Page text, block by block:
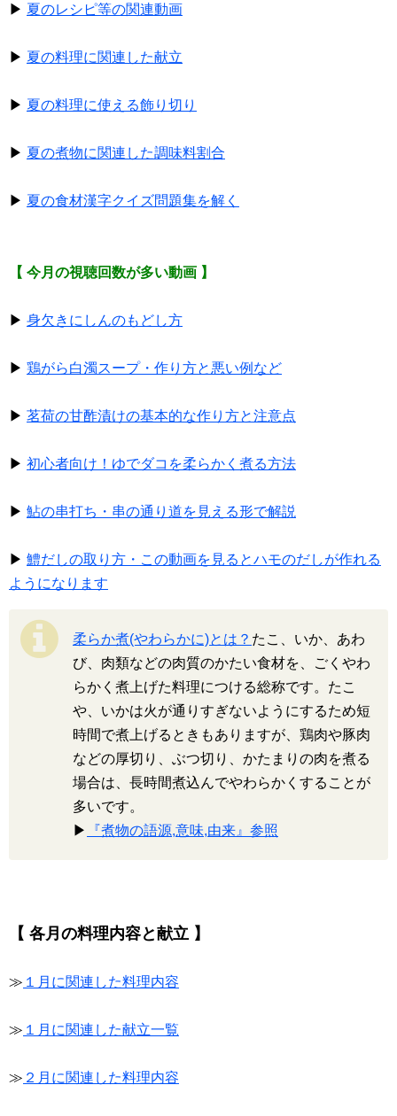
▶ 夏のレシピ等の関連動画
▶ 夏の料理に関連した献立
▶ 夏の料理に使える飾り切り
▶ 夏の煮物に関連した調味料割合
▶ 夏の食材漢字クイズ問題集を解く
【 今月の視聴回数が多い動画 】
▶ 身欠きにしんのもどし方
▶ 鶏がら白濁スープ・作り方と悪い例など
▶ 茗荷の甘酢漬けの基本的な作り方と注意点
▶ 初心者向け！ゆでダコを柔らかく煮る方法
▶ 鮎の串打ち・串の通り道を見える形で解説
▶ 鱧だしの取り方・この動画を見るとハモのだしが作れる
ようになります
柔らか煮(やわらかに)とは？ たこ、いか、あわ
び、肉類などの肉質のかたい食材を、ごくやわ
らかく煮上げた料理につける総称です。たこ
や、いかは火が通りすぎないようにするため短
時間で煮上げるときもありますが、鶏肉や豚肉
などの厚切り、ぶつ切り、かたまりの肉を煮る
場合は、長時間煮込んでやわらかくすることが
多いです。
▶
『煮物の語源,意味,由来』参照
【 各月の料理内容と献立 】
≫ １月に関連した料理内容
≫ １月に関連した献立一覧
≫ ２月に関連した料理内容